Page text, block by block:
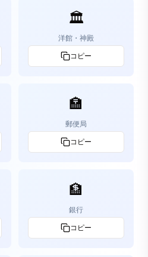
🏛️
洋館・神殿
コピー
🏣
郵便局
コピー
🏦
銀行
コピー